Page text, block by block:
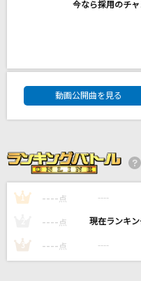
THE YELLOW MONKEY
[生音]絵空
Vaundy
青空
THE BLUE HEARTS
IRIS OUT(ビデオクリ
今なら採用のチ
DAM★ともボー
動画公開曲を見る
1 ---- 点 ----
---- 点 ----
3 ---- 点 ----